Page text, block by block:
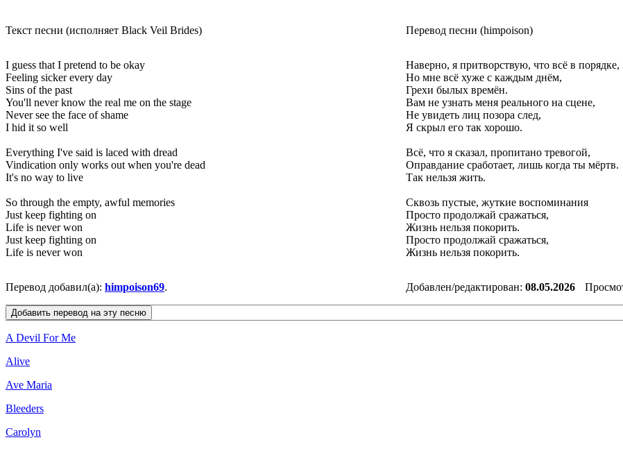
Текст песни (исполняет Black Veil Brides) Перевод песни (himpoison)
I guess that I pretend to be okay
Feeling sicker every day
Sins of the past
You'll never know the real me on the stage
Never see the face of shame
I hid it so well
Everything I've said is laced with dread
Vindication only works out when you're dead
It's no way to live
So through the empty, awful memories
Just keep fighting on
Life is never won
Just keep fighting on
Life is never won
Наверно, я притворствую, что всё в порядке,
Но мне всё хуже с каждым днём,
Грехи былых времён.
Вам не узнать меня реального на сцене,
Не увидеть лиц позора след,
Я скрыл его так хорошо.
Всё, что я сказал, пропитано тревогой,
Оправдание сработает, лишь когда ты мёртв.
Так нельзя жить.
Сквозь пустые, жуткие воспоминания
Просто продолжай сражаться,
Жизнь нельзя покорить.
Просто продолжай сражаться,
Жизнь нельзя покорить.
Перевод добавил(а): himpoison69. Добавлен/редактирован: 08.05.2026
A Devil For Me
Alive
Ave Maria
Bleeders
Carolyn